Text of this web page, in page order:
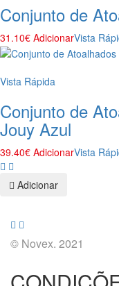
Conjunto de
31.10€ AdicionarVista
Vista Rápida
Conjunto de
Jouy Azul
39.40€ AdicionarVista
Adicionar
© Novex. 2021